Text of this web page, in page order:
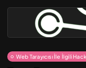
Web Tarayıcısı İle İlgili